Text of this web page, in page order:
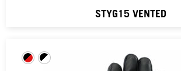
STYG15 VENTED